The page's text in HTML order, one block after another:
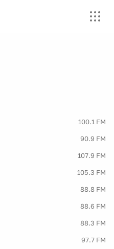
100.1 FM
90.9 FM
107.9 FM
105.3 FM
88.8 FM
88.6 FM
88.3 FM
97.7 FM